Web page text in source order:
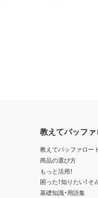
教えてバッフ
教えてバッファロー
商品の選び方
もっと活用！
困った！知りたい！そ
基礎知識・用語集